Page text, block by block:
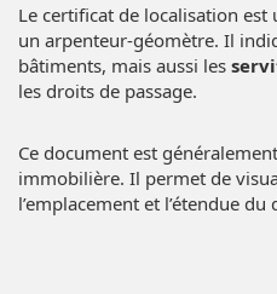
Le certificat de localisation
un arpenteur-géomètre. Il
bâtiments, mais aussi les
les droits de passage.
Ce document est
immobilière. Il permet de
l’emplacement et l’étendue du